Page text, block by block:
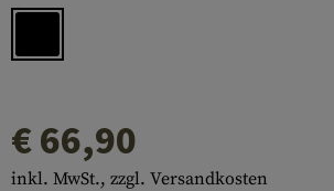
€ 66,90
inkl. MwSt., zzgl. Versandkosten